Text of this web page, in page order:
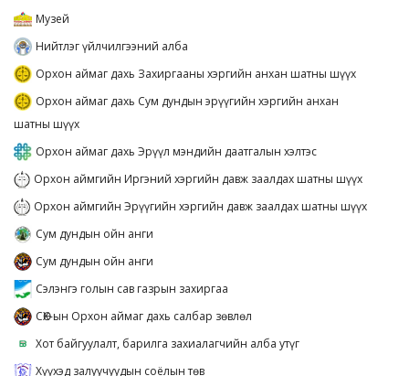
Музей
Нийтлэг үйлчилгээний алба
Орхон аймаг дахь Захиргааны хэргийн анхан шатны шүүх
Орхон аймаг дахь Сум дундын эрүүгийн хэргийн анхан
шатны шүүх
Орхон аймаг дахь Эрүүл мэндийн даатгалын хэлтэс
Орхон аймгийн Иргэний хэргийн давж заалдах шатны шүүх
Орхон аймгийн Эрүүгийн хэргийн давж заалдах шатны шүүх
Сум дундын ойн анги
Сум дундын ойн анги
Сэлэнгэ голын сав газрын захиргаа
СӨХ-ын Орхон аймаг дахь салбар зөвлөл
Хот байгуулалт, барилга захиалагчийн алба утүг
Хүүхэд залуучуудын соёлын төв